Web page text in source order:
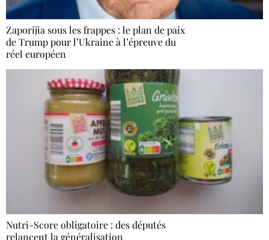
Zaporijia sous les frappes : le plan de paix
de Trump pour l’Ukraine à l’épreuve du
réel européen
Nutri-Score obligatoire : des députés
relancent la généralisation